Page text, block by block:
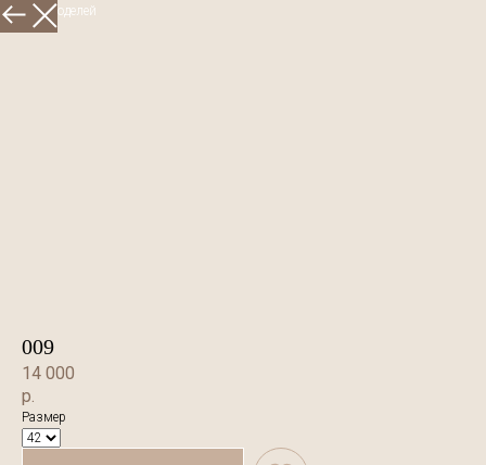
Больше моделей
009
14 000
р.
Размер